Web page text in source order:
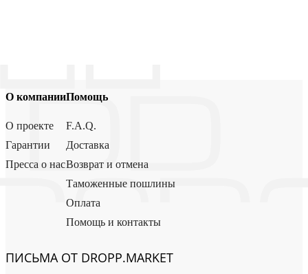
О компании
О проекте
Гарантии
Пресса о нас
Помощь
F.A.Q.
Доставка
Возврат и отмена
Таможенные пошлины
Оплата
Помощь и контакты
ПИСЬМА ОТ DROPP.MARKET